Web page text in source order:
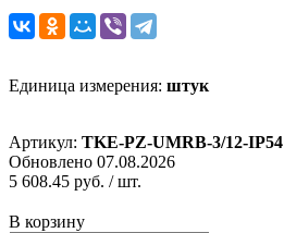
Единица измерения: штук
Артикул: TKE-PZ-UMRB-3/12-IP54
Обновлено 07.08.2026
5 608.45 руб. / шт.
В корзину